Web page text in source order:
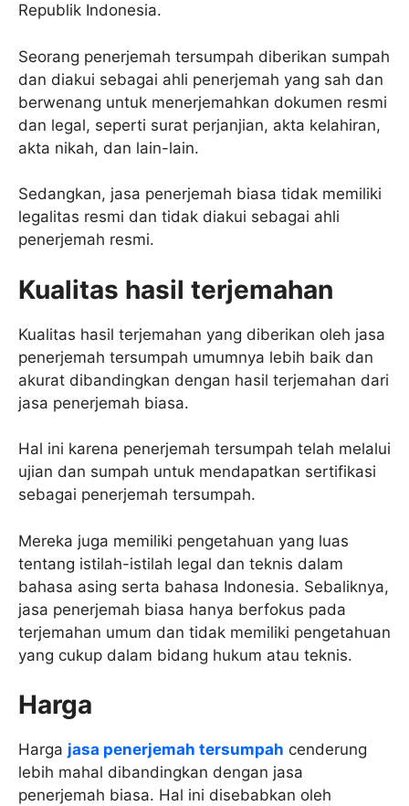
Republik Indonesia.
Seorang penerjemah tersumpah diberikan sumpah
dan diakui sebagai ahli penerjemah yang sah dan
berwenang untuk menerjemahkan dokumen resmi
dan legal, seperti surat perjanjian, akta kelahiran,
akta nikah, dan lain-lain.
Sedangkan, jasa penerjemah biasa tidak memiliki
legalitas resmi dan tidak diakui sebagai ahli
penerjemah resmi.
Kualitas hasil terjemahan
Kualitas hasil terjemahan yang diberikan oleh jasa
penerjemah tersumpah umumnya lebih baik dan
akurat dibandingkan dengan hasil terjemahan dari
jasa penerjemah biasa.
Hal ini karena penerjemah tersumpah telah melalui
ujian dan sumpah untuk mendapatkan sertifikasi
sebagai penerjemah tersumpah.
Mereka juga memiliki pengetahuan yang luas
tentang istilah-istilah legal dan teknis dalam
bahasa asing serta bahasa Indonesia. Sebaliknya,
jasa penerjemah biasa hanya berfokus pada
terjemahan umum dan tidak memiliki pengetahuan
yang cukup dalam bidang hukum atau teknis.
Harga
Harga jasa penerjemah tersumpah cenderung
lebih mahal dibandingkan dengan jasa
penerjemah biasa. Hal ini disebabkan oleh